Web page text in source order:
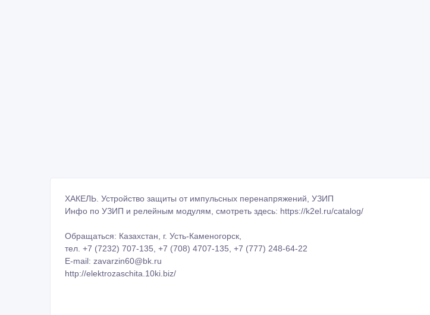
ХАКЕЛЬ. Устройство защиты от импульсных перенапряжений, УЗИП
Инфо по УЗИП и релейным модулям, смотреть здесь: https://k2el.ru/catalog/
Обращаться: Казахстан, г. Усть-Каменогорск,
тел. +7 (7232) 707-135, +7 (708) 4707-135, +7 (777) 248-64-22
E-mail: zavarzin60@bk.ru
http://elektrozaschita.10ki.biz/